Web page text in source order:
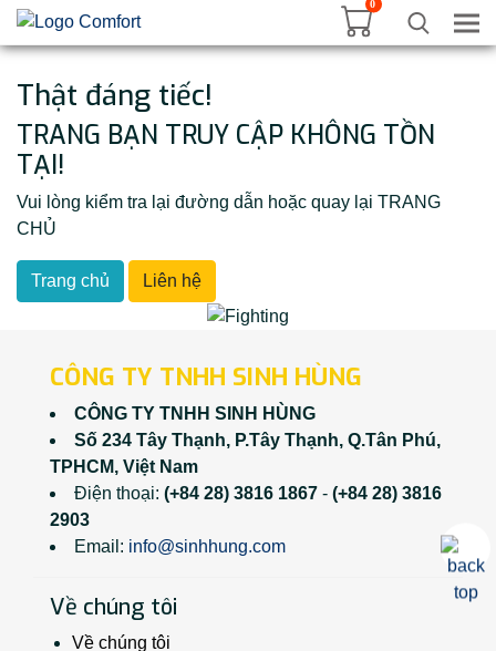
0
Thật đáng tiếc!
TRANG BẠN TRUY CẬP KHÔNG TỒN
TẠI!
Vui lòng kiểm tra lại đường dẫn hoặc quay lại TRANG
CHỦ
Trang chủ Liên hệ
CÔNG TY TNHH SINH HÙNG
CÔNG TY TNHH SINH HÙNG
Số 234 Tây Thạnh, P.Tây Thạnh, Q.Tân Phú,
TPHCM, Việt Nam
Điện thoại: (+84 28) 3816 1867 - (+84 28) 3816
2903
Email: info@sinhhung.com
Về chúng tôi
Về chúng tôi